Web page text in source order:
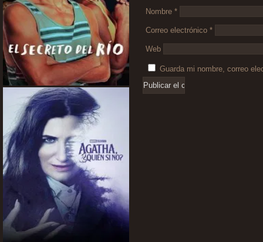
Nombre *
Correo electrónico *
Web
Guarda mi nombre, correo